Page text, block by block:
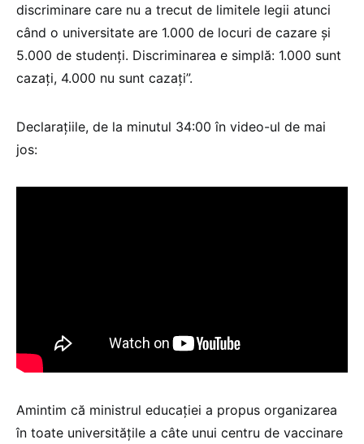
discriminare care nu a trecut de limitele legii atunci
când o universitate are 1.000 de locuri de cazare și
5.000 de studenți. Discriminarea e simplă: 1.000 sunt
cazați, 4.000 nu sunt cazați”.
Declarațiile, de la minutul 34:00 în video-ul de mai
jos:
Amintim că ministrul educației a propus organizarea
în toate universitățile a câte unui centru de vaccinare